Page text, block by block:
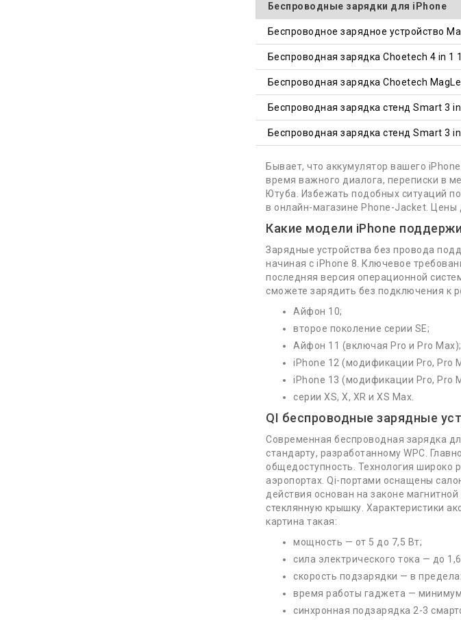
Беспроводные зарядки для iPhone
Беспроводное зарядное устройство
Беспроводная зарядка Choetech 4 in 1
Беспроводная зарядка Choetech
Беспроводная зарядка стенд Smart 3
Беспроводная зарядка стенд Smart 3
Бывает, что аккумулятор вашего
время важного диалога, переписки в
Ютуба. Избежать подобных ситуаций
в онлайн-магазине Phone-Jacket. Цены
Какие модели iPhone
Зарядные устройства без провода
начиная с iPhone 8. Ключевое
последняя версия операционной
сможете зарядить без подключения к
Айфон 10;
второе поколение серии SE;
Айфон 11 (включая Pro и Pro Max);
iPhone 12 (модификации Pro, Pro
iPhone 13 (модификации Pro, Pro
серии XS, X, XR и XS Max.
QI беспроводные зарядные
Современная беспроводная зарядка
стандарту, разработанному WPC.
общедоступность. Технология широко
аэропортах. Qi-портами оснащены
действия основан на законе
стеклянную крышку. Характеристики
картина такая:
мощность — от 5 до 7,5 Вт;
сила электрического тока — до
скорость подзарядки — в
время работы гаджета —
синхронная подзарядка 2-3
Читать далее
Будь в курсе новинок и акций!
О Нас